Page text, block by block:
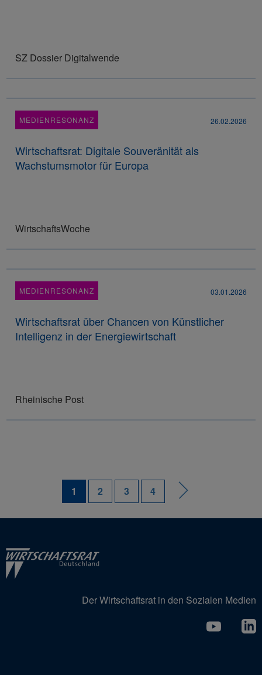
SZ Dossier Digitalwende
MEDIENRESONANZ 26.02.2026
Wirtschaftsrat: Digitale Souveränität als
Wachstumsmotor für Europa
WirtschaftsWoche
MEDIENRESONANZ 03.01.2026
Wirtschaftsrat über Chancen von Künstlicher
Intelligenz in der Energiewirtschaft
Rheinische Post
1 2 3 4
Der Wirtschaftsrat in den Sozialen Medien